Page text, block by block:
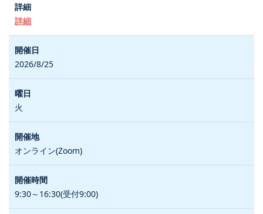
詳細
2026/8/25
火
オンライン(Zoom)
9:30～16:30(受付9:00)